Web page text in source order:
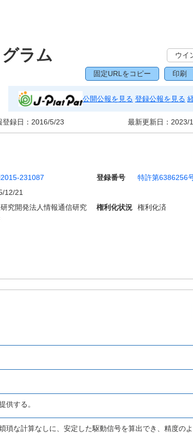
ラム ウイ
固定URLをコピー 印刷
公開公報を見る 登録公報を見る
録日： 2016/5/23 最新更新日： 2023/
231087 登録番号
特許第6386256
12/21
究開発法人情報通信研究
権利化状況 権利化済
供する。
瑣な計算なしに、安定した駆動信号を算出でき、精度の